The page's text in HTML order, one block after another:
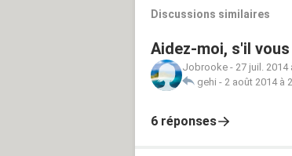
Discussions similaires
Aidez-moi, s'il
Jobrooke - 27 juil. 2014
gehi - 2 août 2014 à
6 réponses